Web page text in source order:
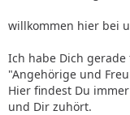
willkommen hier bei
Ich habe Dich
"Angehörige und
Hier findest Du
und Dir zuhört.